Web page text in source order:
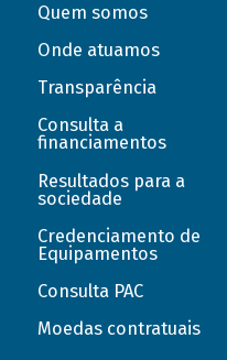
Quem somos
Onde atuamos
Transparência
Consulta a
financiamentos
Resultados para a
sociedade
Credenciamento de
Equipamentos
Consulta PAC
Moedas contratuais